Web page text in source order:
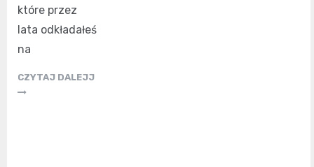
które przez
lata odkładałeś
na
CZYTAJ DALEJJ